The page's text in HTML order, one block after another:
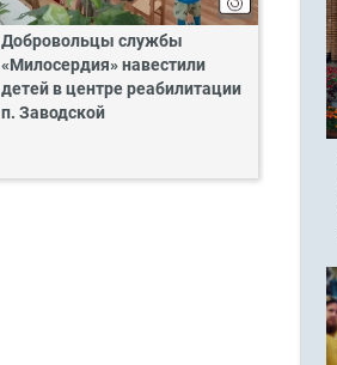
Добровольцы службы
«Милосердия» навестили
детей в центре реабилитации
п. Заводской